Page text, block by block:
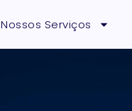
Nossos Serviços